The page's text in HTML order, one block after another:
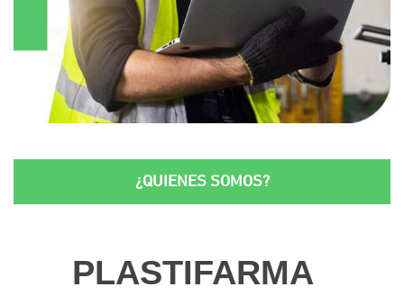
¿QUIENES SOMOS?
PLASTIFARMA